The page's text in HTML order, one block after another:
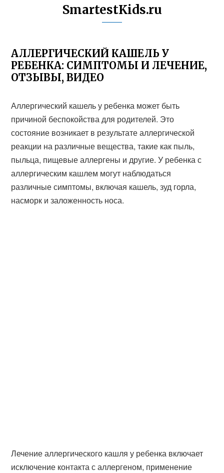
SmartestKids.ru
АЛЛЕРГИЧЕСКИЙ КАШЕЛЬ У
РЕБЕНКА: СИМПТОМЫ И ЛЕЧЕНИЕ,
ОТЗЫВЫ, ВИДЕО
Аллергический кашель у ребенка может быть
причиной беспокойства для родителей. Это
состояние возникает в результате аллергической
реакции на различные вещества, такие как пыль,
пыльца, пищевые аллергены и другие. У ребенка с
аллергическим кашлем могут наблюдаться
различные симптомы, включая кашель, зуд горла,
насморк и заложенность носа.
Лечение аллергического кашля у ребенка включает
исключение контакта с аллергеном, применение